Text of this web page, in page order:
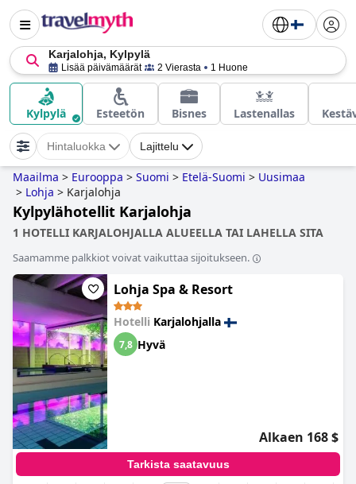
Karjalohja, Kylpylä
Lisää päivämäärät 2 Vierasta 1 Huone
Kylpylä Esteetön Bisnes Lastenallas
Hintaluokka Lajittelu
Maailma > Eurooppa > Suomi > Etelä-Suomi > Uusimaa
> Lohja > Karjalohja
Kylpylähotellit Karjalohja
1 HOTELLI KARJALOHJALLA ALUEELLA TAI LAHELLA SITA
Saamamme palkkiot voivat vaikuttaa sijoitukseen.
Lohja Spa & Resort
Hotelli Karjalohjalla
7,8 Hyvä
Alkaen 168 $
Tarkista saatavuus